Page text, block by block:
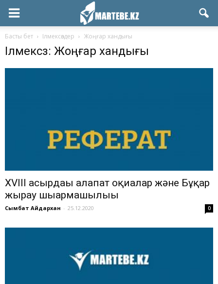
Басты бет Ілмексөздер Жоңғар хандығы
Ілмексөз: Жоңғар хандығы
ХVІІІ ғасырдағы алапат оқиғалар және Бұқар
жырау шығармашылығы
Сымбат Айдархан - 25.12.2020 0